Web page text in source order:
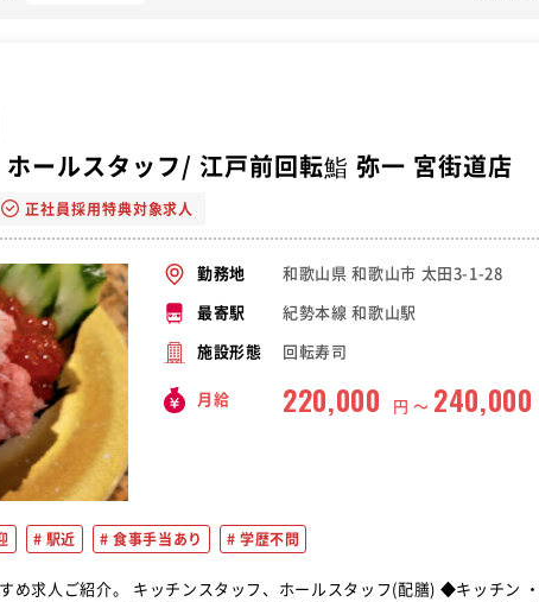
ールスタッフ/ 江戸前回転鮨 弥一 宮街道店
正社員採用特典対象求人
勤務地 和歌山県 和歌山市 太田3-1-28
最寄駅 紀勢本線 和歌山駅
施設形態 回転寿司
月給 220,000 円 〜 240,000
駅近 食事手当あり 学歴不問
ッフ(配膳) ◆キッチン ・洗い物 ・一品の